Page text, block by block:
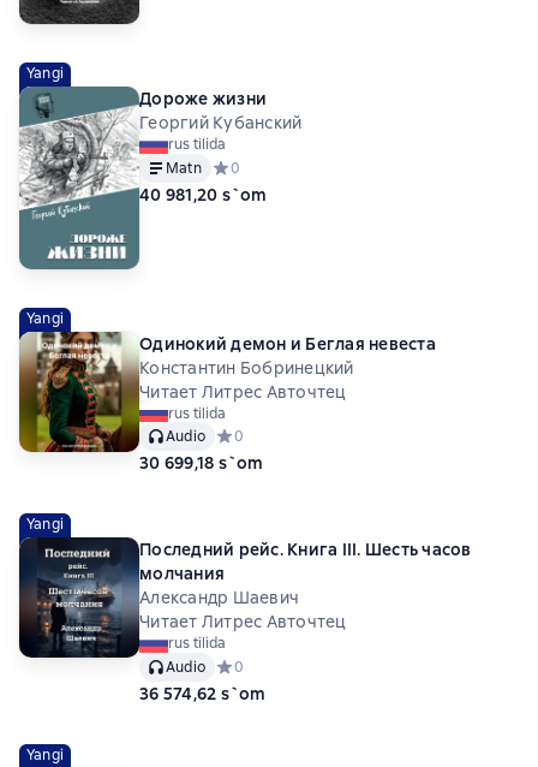
Yangi
Дороже жизни
Георгий Кубанский
rus tilida
Matn
Средний рейтинг 0 на основе 0 оценок
0
40 981,20 s`om
Yangi
Одинокий демон и Беглая невеста
Константин Бобринецкий
Читает Литрес Авточтец
rus tilida
Audio
Средний рейтинг 0 на основе 0 оценок
0
30 699,18 s`om
Yangi
Последний рейс. Книга III. Шесть часов
молчания
Александр Шаевич
Читает Литрес Авточтец
rus tilida
Audio
Средний рейтинг 0 на основе 0 оценок
0
36 574,62 s`om
Yangi